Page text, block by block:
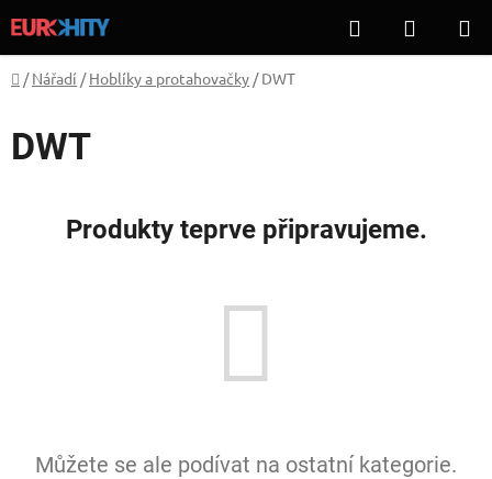
na
obsah
Hledat
KOŠÍK
Domů
/ Nářadí / Hoblíky a protahovačky / DWT
DWT
Produkty teprve připravujeme.
Můžete se ale podívat na ostatní kategorie.